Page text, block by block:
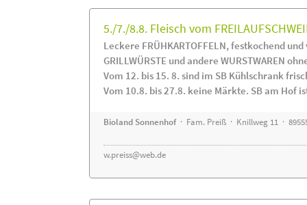
5./7./8.8. Fleisch vom
Leckere FRÜHKARTOFFELN, festkochend
GRILLWÜRSTE und andere WURSTWAREN
Vom 12. bis 15. 8. sind im SB Kühlschrank
Vom 10.8. bis 27.8. keine Märkte. SB am Hof
Bioland Sonnenhof· Fam. Preiß · Knillweg 11 ·
w.preiss@web.de